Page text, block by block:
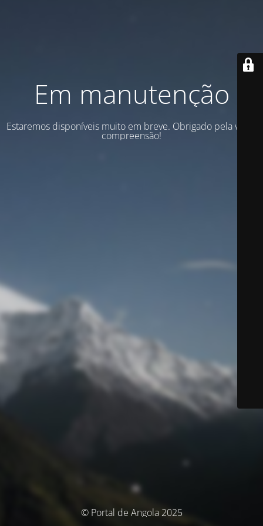
Em manutenção
Estaremos disponíveis muito em breve. Obrigado pela vossa
compreensão!
© Portal de Angola 2025